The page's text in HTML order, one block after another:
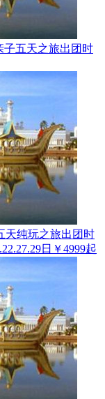
子五天之旅出团时
天纯玩之旅出团时
日 ￥4999起